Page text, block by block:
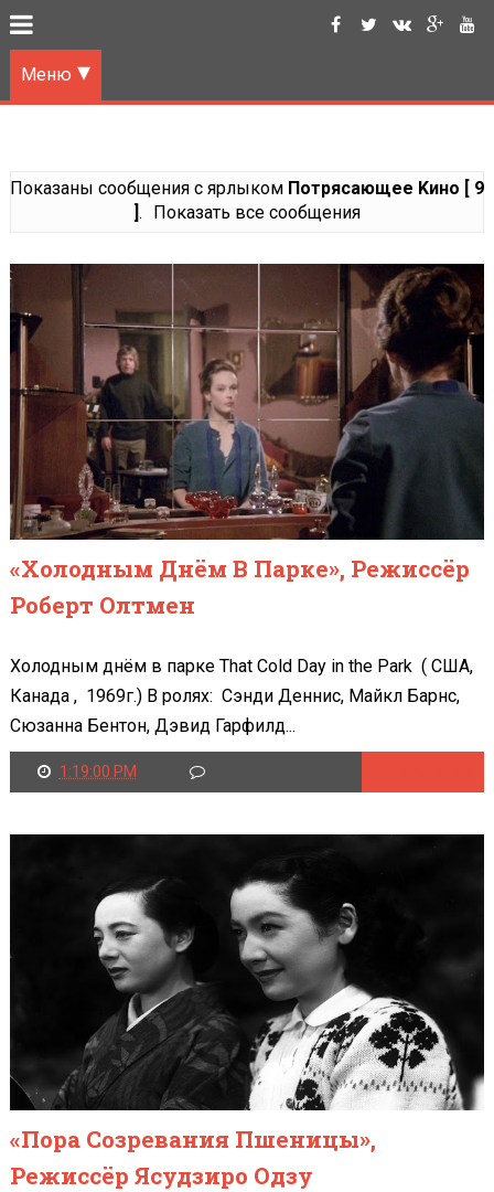
Меню
Показаны сообщения с ярлыком Потрясающее Kино [ 9
] . Показать все сообщения
«Холодным Днём В Парке», Режиссёр
Роберт Олтмен
Холодным днём в парке That Cold Day in the Park ( США,
Канада , 1969г.) В ролях: Сэнди Деннис, Майкл Барнс,
Сюзанна Бентон, Дэвид Гарфилд...
1:19:00 PM
«Пора Созревания Пшеницы»,
Режиссёр Ясудзиро Одзу